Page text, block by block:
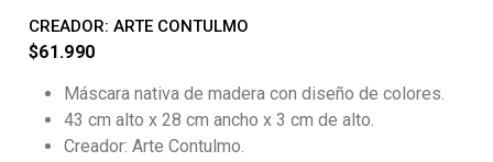
CREADOR: ARTE CONTULMO
$61.990
Máscara nativa de madera con diseño de colores.
43 cm alto x 28 cm ancho x 3 cm de alto.
Creador: Arte Contulmo.